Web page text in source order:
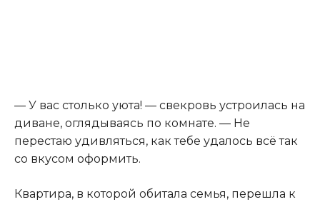
— У вас столько уюта! — свекровь устроилась на
диване, оглядываясь по комнате. — Не
перестаю удивляться, как тебе удалось всё так
со вкусом оформить.
Квартира, в которой обитала семья, перешла к